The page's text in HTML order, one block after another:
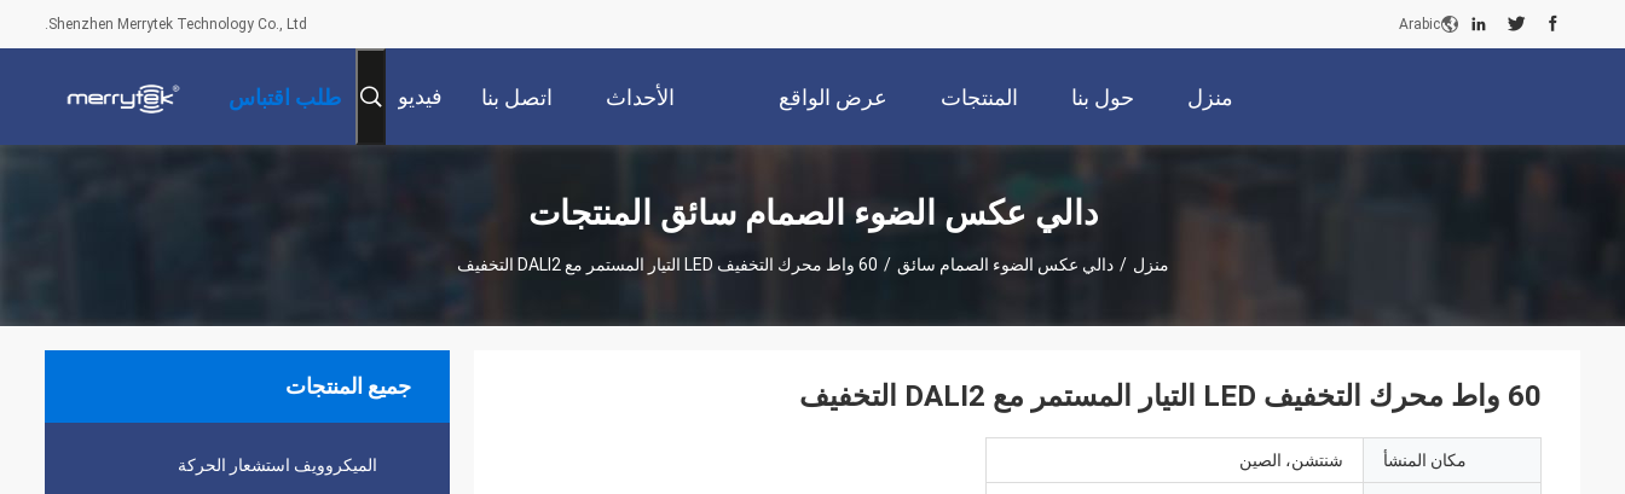
Shenzhen Merrytek Technology Co., Ltd. Arabic
منزل حول بنا المنتجات عرض الواقع
الافتراضي
الأحداث اتصل بنا فيديو طلب اقتباس
دالي عكس الضوء الصمام سائق المنتجات
منزل / دالي عكس الضوء الصمام سائق / 60 واط محرك التخفيف LED التيار المستمر مع DALI2 التخفيف
جميع المنتجات
الميكروويف استشعار الحركة
60 واط محرك التخفيف LED التيار المستمر مع DALI2 التخفيف
مكان المنشأ شنتشن، الصين